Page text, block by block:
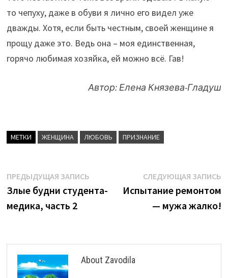
то чепуху, даже в обуви я лично его видел уже
дважды. Хотя, если быть честным, своей женщине я
прощу даже это. Ведь она – моя единственная,
горячо любимая хозяйка, ей можно всё. Гав!
Автор: Елена Князева-Гладуш
МЕТКИ ЖЕНЩИНА ЛЮБОВЬ ПРИЗНАНИЕ
Навигация
по
записям
ПРЕДЫДУЩАЯ ЗАПИСЬПредыдущая
запись:
Злые будни студента-
медика, часть 2
СЛЕДУЮЩАЯ ЗАПИСЬ
Испытание ремонтом
— мужа жалко!
About Zavodila